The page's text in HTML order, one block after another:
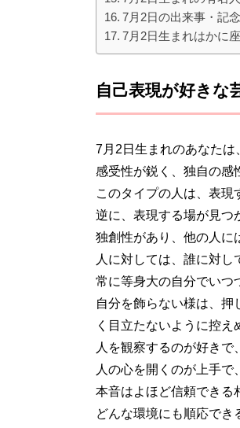
7月2日の出来事・記
7月2日生まれはかに座
自己表現が好きな
7月2日生まれのあなたは
感受性が鋭く、独自の感
このタイプの人は、表現
逆に、表現する場が見つ
独創性があり、他の人に
人に対しては、誰に対し
常に等身大の自分でいつ
自分を飾らない様は、
く目立たないように控え
人を観察するのが好きで
人の心を開くのが上手で
本音はよほど信頼できる
どんな環境にも順応でき